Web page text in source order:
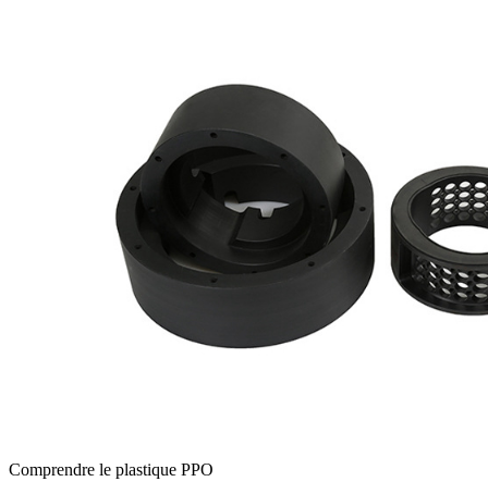
Comprendre le plastique PPO